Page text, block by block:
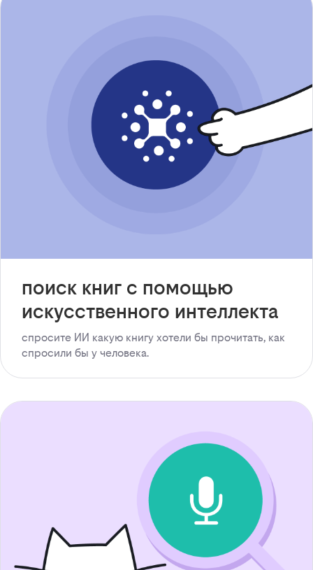
поиск книг с помощью
искусственного интеллекта
спросите ИИ какую книгу хотели бы прочитать, как
спросили бы у человека.